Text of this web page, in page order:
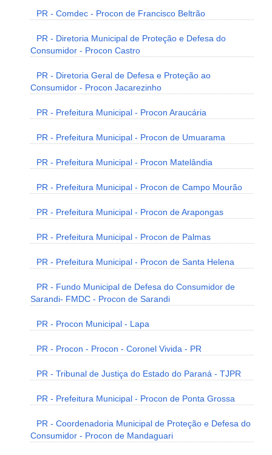
PR - Comdec - Procon de Francisco Beltrão
PR - Diretoria Municipal de Proteção e Defesa do
Consumidor - Procon Castro
PR - Diretoria Geral de Defesa e Proteção ao
Consumidor - Procon Jacarezinho
PR - Prefeitura Municipal - Procon Araucária
PR - Prefeitura Municipal - Procon de Umuarama
PR - Prefeitura Municipal - Procon Matelândia
PR - Prefeitura Municipal - Procon de Campo Mourão
PR - Prefeitura Municipal - Procon de Arapongas
PR - Prefeitura Municipal - Procon de Palmas
PR - Prefeitura Municipal - Procon de Santa Helena
PR - Fundo Municipal de Defesa do Consumidor de
Sarandi- FMDC - Procon de Sarandi
PR - Procon Municipal - Lapa
PR - Procon - Procon - Coronel Vivida - PR
PR - Tribunal de Justiça do Estado do Paraná - TJPR
PR - Prefeitura Municipal - Procon de Ponta Grossa
PR - Coordenadoria Municipal de Proteção e Defesa do
Consumidor - Procon de Mandaguari